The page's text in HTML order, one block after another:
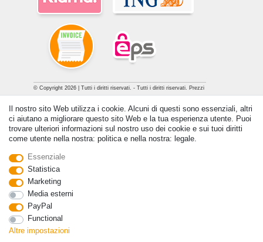
Il nostro sito Web utilizza i cookie. Alcuni di questi sono essenziali, altri
ci aiutano a migliorare questo sito Web e la tua esperienza utente. Puoi
trovare ulteriori informazioni sul nostro uso dei cookie e sui tuoi diritti
come utente nella nostra: politica e nella nostra: legale.
Essenziale
Statistica
Marketing
Media esterni
PayPal
Functional
Altre impostazioni
© Copyright 2026 | Tutti i diritti riservati. - Tutti i diritti riservati. Prezzi
articolo | *Si applica alle consegne in Italia!
Withdraw from contract here Contatto